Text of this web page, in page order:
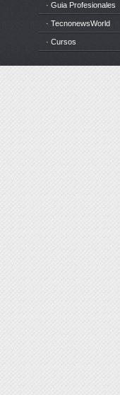
· Guia Profesionales
· TecnonewsWorld
· Cursos